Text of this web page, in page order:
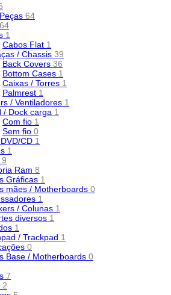
64
64
1
Cabos Flat 1
/ Chassis 39
Back Covers 36
Bottom Cases 1
Caixas / Torres 1
Palmrest 1
/ Ventiladores 1
/ Dock carga 1
Com fio 1
Sem fio 0
CD 1
1
9
Ram 8
Gráficas 1
mães / Motherboards 0
1
/ Colunas 1
diversos 1
1
/ Trackpad 1
0
Base / Motherboards 0
7
2